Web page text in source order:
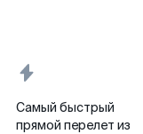
Самый быстрый
прямой перелет из